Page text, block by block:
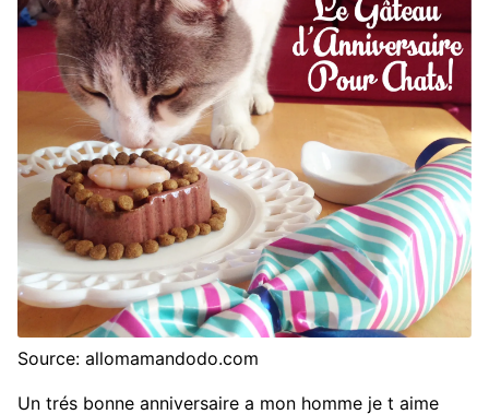
Source: allomamandodo.com
Un trés bonne anniversaire a mon homme je t aime